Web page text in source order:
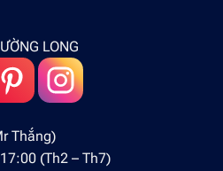
LONG
Thắng)
(Th2 – Th7)